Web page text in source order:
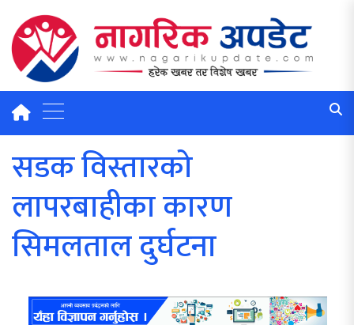
सडक विस्तारको
लापरबाहीका कारण
सिमलताल दुर्घटना